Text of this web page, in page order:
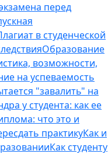
перед
в студенческой
Образование
возможности,
на успеваемость
"завалить" на
у студента: как ее
что это и
практикуКак и
Как студенту